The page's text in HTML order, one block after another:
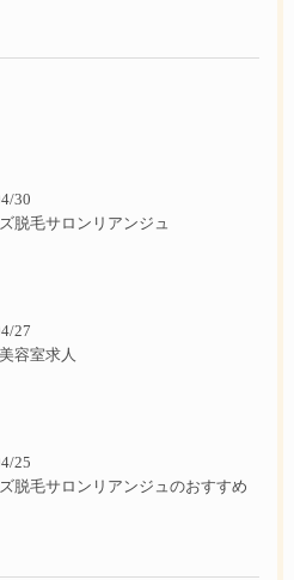
30
脱毛サロンリアンジュ
27
容室求人
25
脱毛サロンリアンジュのおすすめ